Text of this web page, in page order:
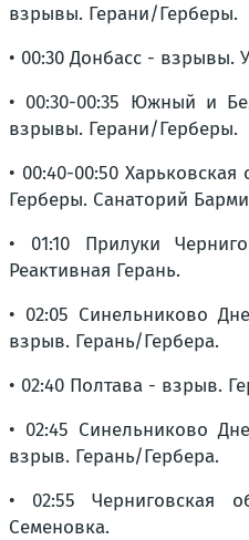
взрывы. Герани/Герберы.
• 00:30 Донбасс - взрывы.
• 00:30-00:35 Южный и
взрывы. Герани/Герберы.
• 00:40-00:50
Герберы. Санаторий
• 01:10 Прилуки
Реактивная Герань.
• 02:05 Синельниково
взрыв. Герань/Гербера.
• 02:40 Полтава - взрыв.
• 02:45 Синельниково
взрыв. Герань/Гербера.
• 02:55 Черниговская
Семеновка.